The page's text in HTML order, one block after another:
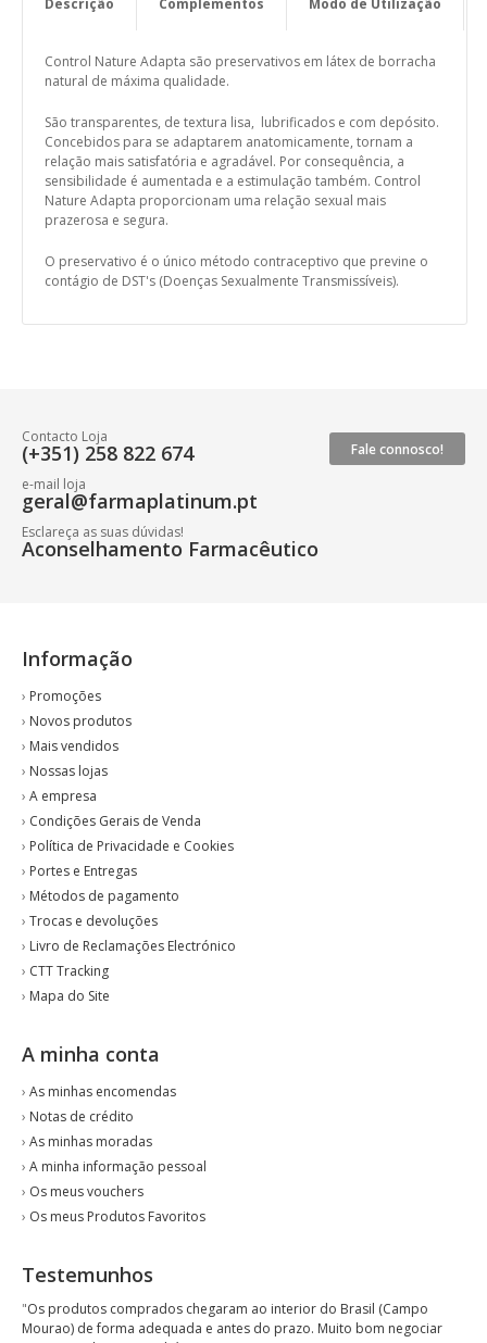
Descrição Complementos Modo de Utilização
Control Nature Adapta são preservativos em látex de borracha
natural de máxima qualidade.
São transparentes, de textura lisa, lubrificados e com depósito.
Concebidos para se adaptarem anatomicamente, tornam a
relação mais satisfatória e agradável. Por consequência, a
sensibilidade é aumentada e a estimulação também. Control
Nature Adapta proporcionam uma relação sexual mais
prazerosa e segura.
O preservativo é o único método contraceptivo que previne o
contágio de DST's (Doenças Sexualmente Transmissíveis).
Fale connosco!
Contacto Loja
(+351) 258 822 674
e-mail loja
geral@farmaplatinum.pt
Esclareça as suas dúvidas!
Aconselhamento Farmacêutico
Informação
› Promoções
› Novos produtos
› Mais vendidos
› Nossas lojas
› A empresa
› Condições Gerais de Venda
› Política de Privacidade e Cookies
› Portes e Entregas
› Métodos de pagamento
› Trocas e devoluções
› Livro de Reclamações Electrónico
› CTT Tracking
› Mapa do Site
A minha conta
› As minhas encomendas
› Notas de crédito
› As minhas moradas
› A minha informação pessoal
› Os meus vouchers
› Os meus Produtos Favoritos
Testemunhos
"Os produtos comprados chegaram ao interior do Brasil (Campo
Mourao) de forma adequada e antes do prazo. Muito bom negociar